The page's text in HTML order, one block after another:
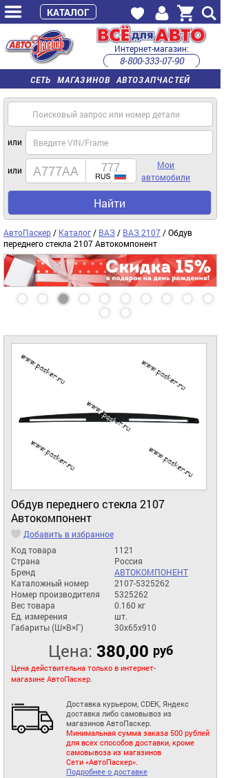
СЕТЬ МАГАЗИНОВ АВТОЗАПЧАСТЕЙ
Интернет-магазин:
8-800-333-07-90
часы работы с 9:00 до 22:00 (пн-пт)
или
или
Мои
автомобили
Найти
АвтоПаскер / Каталог / ВАЗ / ВАЗ 2107 / Обдув
переднего стекла 2107 Автокомпонент
Обдув переднего стекла 2107
Автокомпонент
Добавить в избранное
Код товара
1121
Страна
Россия
Бренд
АВТОКОМПОНЕНТ
Каталожный номер
2107-5325262
Номер производителя
5325262
Вес товара
0.160 кг
Ед. измерения
шт.
Габариты (Ш×В×Г)
30x65x910
Цена: 380,00 руб
Цена действительна только в интернет-
магазине АвтоПаскер.
Доставка курьером, CDEK, Яндекс
доставка либо самовывоз из
магазинов АвтоПаскер.
Минимальная сумма заказа 500 рублей
для всех способов доставки, кроме
самовывоза из магазинов
Сети «АвтоПаскер».
Подробнее о доставке
КАТАЛОГ